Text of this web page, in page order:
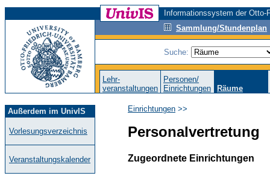
Informationssystem der
Sammlung/Stundenplan
Suche:
Lehr-
veranstaltungen
Personen/
Einrichtungen
Räume
Außerdem im UnivIS
Vorlesungsverzeichnis
Veranstaltungskalender
Einrichtungen >>
Personalvertretung
Zugeordnete Einrichtungen